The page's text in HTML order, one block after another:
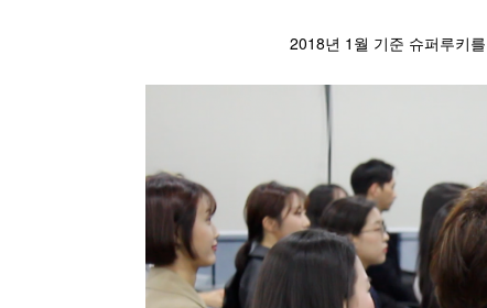
2018년 1월 기준 슈퍼루키